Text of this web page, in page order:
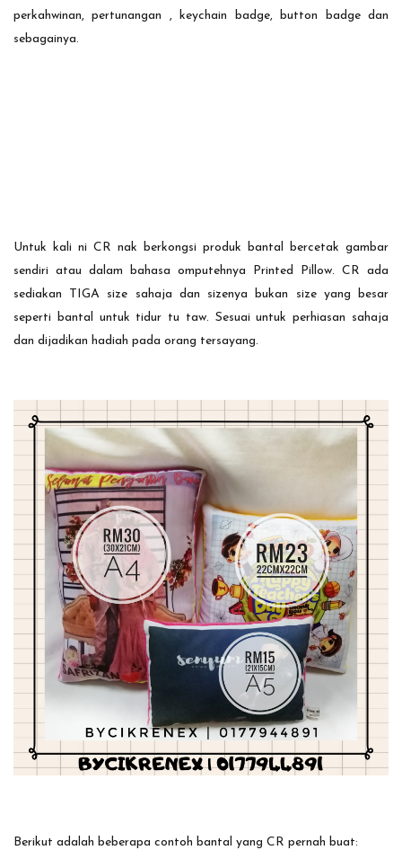
perkahwinan, pertunangan , keychain badge, button badge dan
sebagainya.
Untuk kali ni CR nak berkongsi produk bantal bercetak gambar
sendiri atau dalam bahasa omputehnya Printed Pillow. CR ada
sediakan TIGA size sahaja dan sizenya bukan size yang besar
seperti bantal untuk tidur tu taw. Sesuai untuk perhiasan sahaja
dan dijadikan hadiah pada orang tersayang.
Berikut adalah beberapa contoh bantal yang CR pernah buat: